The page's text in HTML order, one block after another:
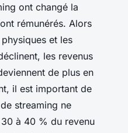
ont changé la
rémunérés. Alors
et les
les revenus
de plus en
il est important de
streaming ne
à 40 % du revenu